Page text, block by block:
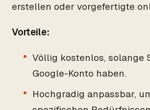
erstellen oder vorgefertigte
Vorteile:
Völlig kostenlos, solange
Google-Konto haben.
Hochgradig anpassbar,